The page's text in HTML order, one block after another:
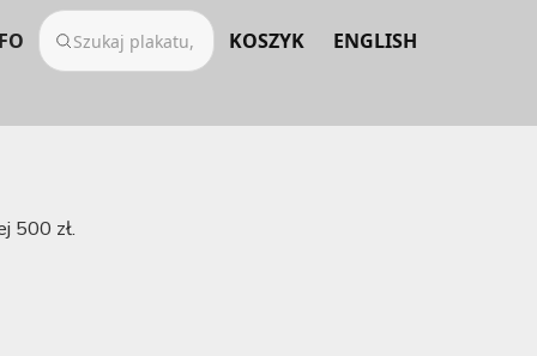
KOSZYK ENGLISH
500 zł.